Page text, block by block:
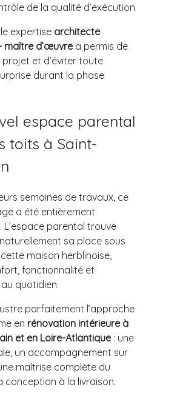
de la qualité d’exécution
expertise architecte
maître d’œuvrea permis de
projet et d’éviter toute
durant la phase
espace parental
toits à Saint-
semaines de travaux, ce
a été entièrement
L’espace parental trouve
sa place sous
maison herblinoise,
fonctionnalité et
quotidien.
parfaitement l’approche
en rénovation intérieure à
et en Loire-Atlantique: une
un accompagnement sur
maîtrise complète du
conception à la livraison.